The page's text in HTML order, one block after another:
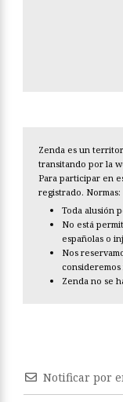
Zenda es un
transitando por la
Para participar en
registrado. Normas:
Toda alusión
No está
españolas o
Nos
Zenda no se
Notificar por